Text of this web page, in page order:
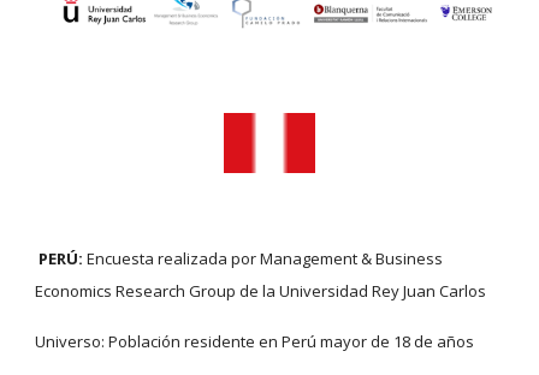
PERÚ: Encuesta realizada por Management & Business
Economics Research Group de la Universidad Rey Juan Carlos
Universo: Población residente en Perú mayor de 18 de años